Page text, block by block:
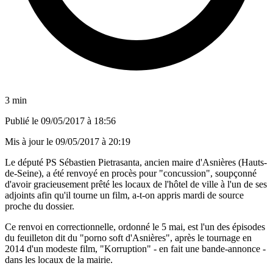
3 min
Publié le 09/05/2017 à 18:56
Mis à jour le 09/05/2017 à 20:19
Le député PS Sébastien Pietrasanta, ancien maire d'Asnières (Hauts-
de-Seine), a été renvoyé en procès pour "concussion", soupçonné
d'avoir gracieusement prêté les locaux de l'hôtel de ville à l'un de ses
adjoints afin qu'il tourne un film, a-t-on appris mardi de source
proche du dossier.
Ce renvoi en correctionnelle, ordonné le 5 mai, est l'un des épisodes
du feuilleton dit du "porno soft d'Asnières", après le tournage en
2014 d'un modeste film, "Korruption" - en fait une bande-annonce -
dans les locaux de la mairie.